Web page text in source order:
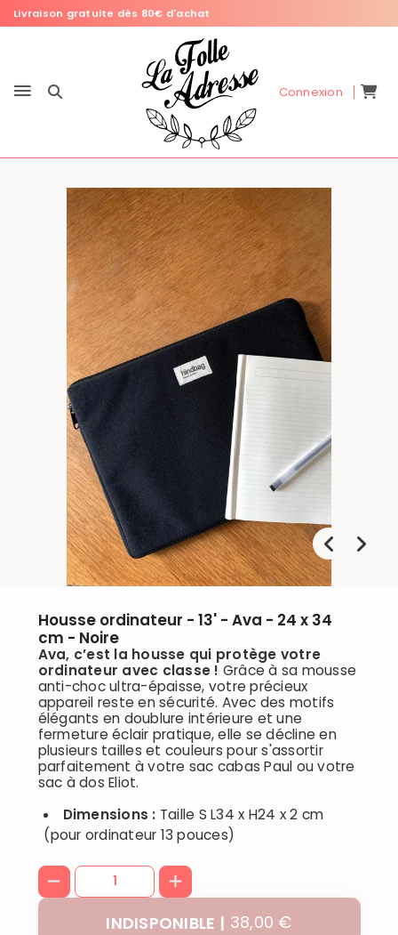
Livraison gratuite dès 80€ d'achat
Connexion
Housse ordinateur - 13' - Ava - 24 x 34
cm - Noire
Ava, c’est la housse qui protège votre
ordinateur avec classe ! Grâce à sa mousse
anti-choc ultra-épaisse, votre précieux
appareil reste en sécurité. Avec des motifs
élégants en doublure intérieure et une
fermeture éclair pratique, elle se décline en
plusieurs tailles et couleurs pour s'assortir
parfaitement à votre sac cabas Paul ou votre
sac à dos Eliot.
Dimensions : Taille S L34 x H24 x 2 cm
(pour ordinateur 13 pouces)
38,00 €
INDISPONIBLE